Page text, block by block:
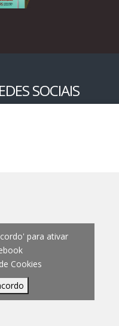
SOCIAIS
para ativar
Cookies